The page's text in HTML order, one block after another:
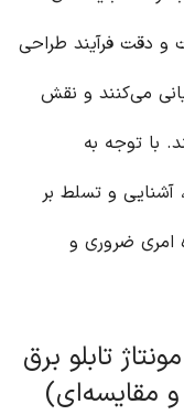
و دقت فرآیند طراحی
می‌کنند و نقش
با توجه به
آشنایی و تسلط بر
امری ضروری و
تابلو برق
مقایسه‌ای)